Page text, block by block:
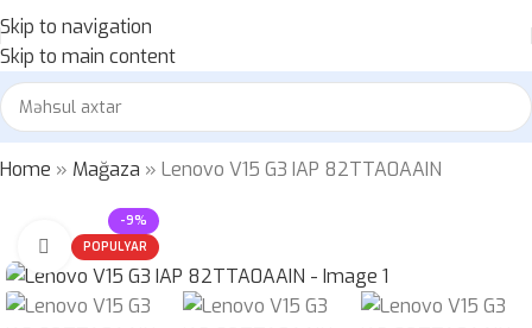
Skip to navigation
Skip to main content
Home » Mağaza » Lenovo V15 G3 IAP 82TTA0AAIN
-9%
POPULYAR
Böyütmək üçün klikləyin